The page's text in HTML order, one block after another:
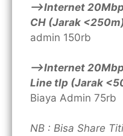
—>Internet
CH (Jarak
admin 150rb
—>Internet
Line tlp (Jarak
Biaya Admin 75rb
NB : Bisa Share